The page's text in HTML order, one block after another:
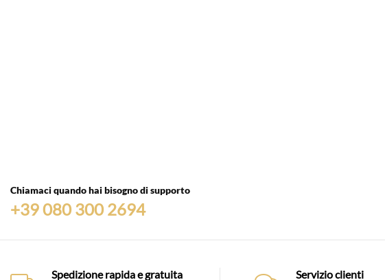
Chiamaci quando hai bisogno di supporto
+39 080 300 2694
Spedizione rapida e gratuita Servizio clienti